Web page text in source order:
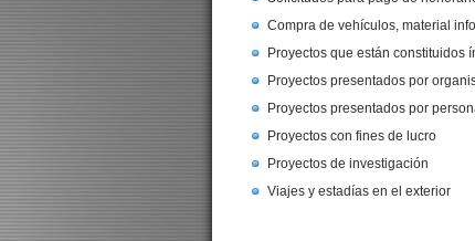
Compra de vehículos, material
Proyectos que están constituidos
Proyectos presentados por
Proyectos presentados por
Proyectos con fines de lucro
Proyectos de investigación
Viajes y estadías en el exterior